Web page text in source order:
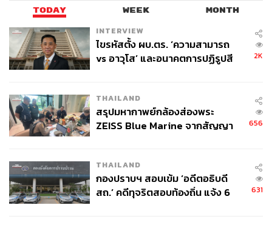
TODAY WEEK MONTH
INTERVIEW
ไขรหัสตั้ง ผบ.ตร. ‘ความสามารถ
vs อาวุโส’ และอนาคตการปฏิรูปสี
2K
THAILAND
สรุปมหากาพย์กล้องส่องพระ
ZEISS Blue Marine จากสัญญา
จ่ายหนี้-แอบระบุแบรนด์
656
THAILAND
กองปราบฯ สอบเข้ม ‘อดีตอธิบดี
สถ.’ คดีทุจริตสอบท้องถิ่น แจ้ง 6
631